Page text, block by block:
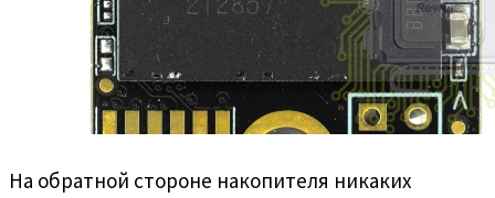
На обратной стороне накопителя никаких